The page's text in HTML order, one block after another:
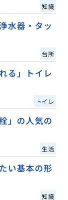
知識
水器・タッ
台所
る」トイレ
トイレ
」の人気の
生活
い基本の形
知識